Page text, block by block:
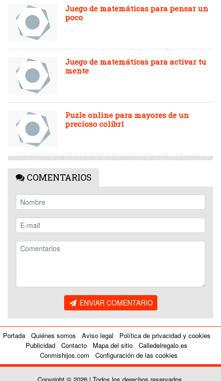
Juego de matemáticas para pensar un
poco
Juego de matemáticas para activar tu
mente
Puzle online para mayores de un
precioso colibrí
COMENTARIOS
ENVIAR COMENTARIO
Portada Quiénes somos Aviso legal
Política de privacidad y cookies
Publicidad
Contacto Mapa del sitio
Calledelregalo.es
Conmishijos.com
Configuración de las cookies
Copyright © 2026 | Todos los derechos reservados.